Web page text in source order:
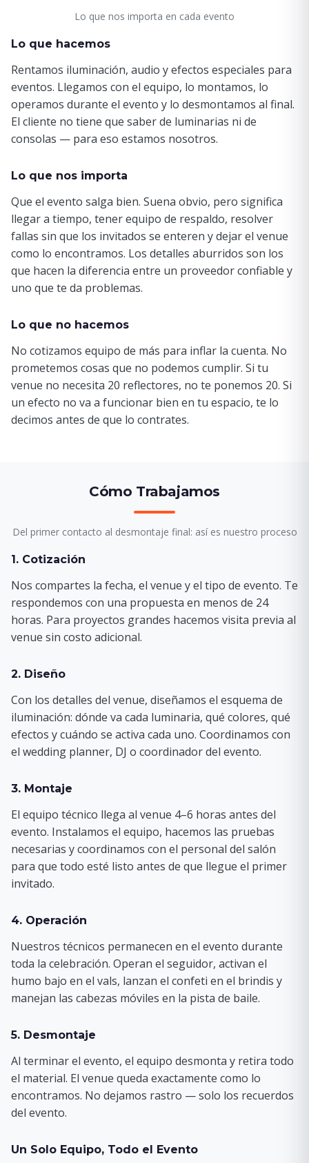
Lo que nos importa en cada evento
Lo que hacemos
Rentamos iluminación, audio y efectos especiales para
eventos. Llegamos con el equipo, lo montamos, lo
operamos durante el evento y lo desmontamos al final.
El cliente no tiene que saber de luminarias ni de
consolas — para eso estamos nosotros.
Lo que nos importa
Que el evento salga bien. Suena obvio, pero significa
llegar a tiempo, tener equipo de respaldo, resolver
fallas sin que los invitados se enteren y dejar el venue
como lo encontramos. Los detalles aburridos son los
que hacen la diferencia entre un proveedor confiable y
uno que te da problemas.
Lo que no hacemos
No cotizamos equipo de más para inflar la cuenta. No
prometemos cosas que no podemos cumplir. Si tu
venue no necesita 20 reflectores, no te ponemos 20. Si
un efecto no va a funcionar bien en tu espacio, te lo
decimos antes de que lo contrates.
Cómo Trabajamos
Del primer contacto al desmontaje final: así es nuestro proceso
1. Cotización
Nos compartes la fecha, el venue y el tipo de evento. Te
respondemos con una propuesta en menos de 24
horas. Para proyectos grandes hacemos visita previa al
venue sin costo adicional.
2. Diseño
Con los detalles del venue, diseñamos el esquema de
iluminación: dónde va cada luminaria, qué colores, qué
efectos y cuándo se activa cada uno. Coordinamos con
el wedding planner, DJ o coordinador del evento.
3. Montaje
El equipo técnico llega al venue 4–6 horas antes del
evento. Instalamos el equipo, hacemos las pruebas
necesarias y coordinamos con el personal del salón
para que todo esté listo antes de que llegue el primer
invitado.
4. Operación
Nuestros técnicos permanecen en el evento durante
toda la celebración. Operan el seguidor, activan el
humo bajo en el vals, lanzan el confeti en el brindis y
manejan las cabezas móviles en la pista de baile.
5. Desmontaje
Al terminar el evento, el equipo desmonta y retira todo
el material. El venue queda exactamente como lo
encontramos. No dejamos rastro — solo los recuerdos
del evento.
Un Solo Equipo, Todo el Evento